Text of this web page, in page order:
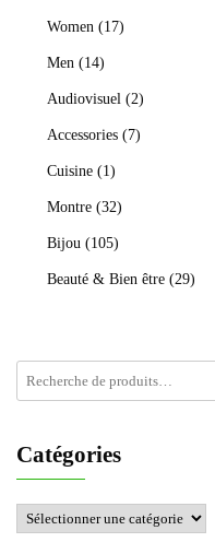
Women (17)
Men (14)
Audiovisuel (2)
Accessories (7)
Cuisine (1)
Montre (32)
Bijou (105)
Beauté & Bien être (29)
Catégories